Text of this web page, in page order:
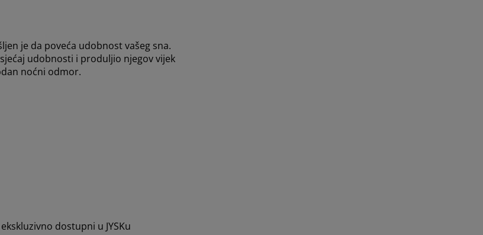
je da poveća udobnost vašeg sna.
udobnosti i produljio njegov vijek
noćni odmor.
dostupni u JYSKu